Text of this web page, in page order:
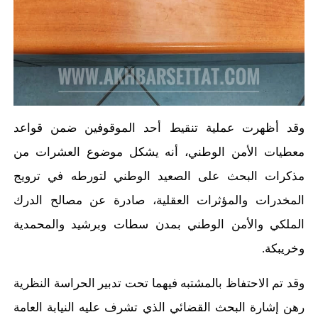
وقد أظهرت عملية تنقيط أحد الموقوفين ضمن قواعد
معطيات الأمن الوطني، أنه يشكل موضوع العشرات من
مذكرات البحث على الصعيد الوطني لتورطه في ترويج
المخدرات والمؤثرات العقلية، صادرة عن مصالح الدرك
الملكي والأمن الوطني بمدن سطات وبرشيد والمحمدية
وخريبكة.
وقد تم الاحتفاظ بالمشتبه فيهما تحت تدبير الحراسة النظرية
رهن إشارة البحث القضائي الذي تشرف عليه النيابة العامة